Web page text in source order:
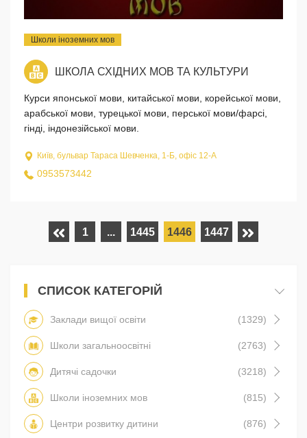
Школи іноземних мов
ШКОЛА СХІДНИХ МОВ ТА КУЛЬТУРИ
Курси японської мови, китайської мови, корейської мови,
арабської мови, турецької мови, перської мови/фарсі,
гінді, індонезійської мови.
Київ, бульвар Тараса Шевченка, 1-Б, офіс 12-А
0953573442
1 ... 1445 1446 1447
СПИСОК КАТЕГОРІЙ
Заклади вищої освіти (1329)
Школи загальноосвітні (2763)
Дитячі садочки (3218)
Школи іноземних мов (815)
Центри розвитку дитини (876)